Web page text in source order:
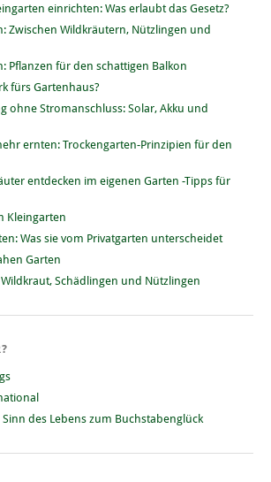
einrichten: Was erlaubt das Gesetz?
Zwischen Wildkräutern, Nützlingen und
Pflanzen für den schattigen Balkon
fürs Gartenhaus?
ohne Stromanschluss: Solar, Akku und
ernten: Trockengarten-Prinzipien für den
entdecken im eigenen Garten -Tipps für
Kleingarten
Was sie vom Privatgarten unterscheidet
Garten
Schädlingen und Nützlingen
Sinn des Lebens zum Buchstabenglück